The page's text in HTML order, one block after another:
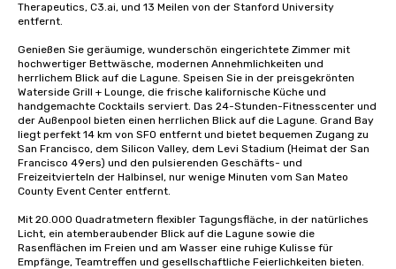
Therapeutics, C3.ai, und 13 Meilen von der Stanford University
entfernt.
Genießen Sie geräumige, wunderschön eingerichtete Zimmer mit
hochwertiger Bettwäsche, modernen Annehmlichkeiten und
herrlichem Blick auf die Lagune. Speisen Sie in der preisgekrönten
Waterside Grill + Lounge, die frische kalifornische Küche und
handgemachte Cocktails serviert. Das 24-Stunden-Fitnesscenter und
der Außenpool bieten einen herrlichen Blick auf die Lagune. Grand Bay
liegt perfekt 14 km von SFO entfernt und bietet bequemen Zugang zu
San Francisco, dem Silicon Valley, dem Levi Stadium (Heimat der San
Francisco 49ers) und den pulsierenden Geschäfts- und
Freizeitvierteln der Halbinsel, nur wenige Minuten vom San Mateo
County Event Center entfernt.
Mit 20.000 Quadratmetern flexibler Tagungsfläche, in der natürliches
Licht, ein atemberaubender Blick auf die Lagune sowie die
Rasenflächen im Freien und am Wasser eine ruhige Kulisse für
Empfänge, Teamtreffen und gesellschaftliche Feierlichkeiten bieten.